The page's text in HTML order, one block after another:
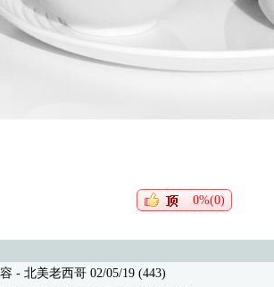
0%(0)
北美老西哥 02/05/19 (443)